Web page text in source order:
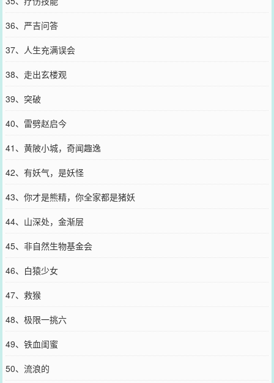
36、严吉问答
37、人生充满误会
38、走出玄楼观
39、突破
40、雷劈赵启今
41、黄陂小城，奇闻趣逸
42、有妖气，是妖怪
43、你才是熊精，你全家都是猪妖
44、山深处，金渐层
45、非自然生物基金会
46、白猿少女
47、救猴
48、极限一挑六
49、铁血闺蜜
50、流浪的